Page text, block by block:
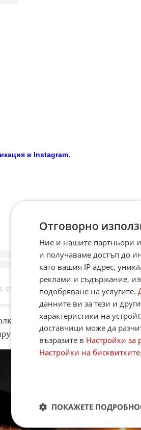
в Instagram.
споделена от Savannah Bond
съм щастлив и мотивиран
много сме щастливи",
Отговорно
Ние и нашите партньори
и получаваме достъп до
като вашия IP адрес,
реклами и съдържание,
подобряване на услугите.
данните ви за тези и
характеристики на
доставчици може да
възразите в Настройки за
Настройки на бисквитките.
ПОКАЖЕТЕ